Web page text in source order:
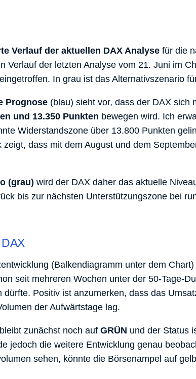
Verlauf der aktuellen DAX Analyse für die
Verlauf der letzten Analyse vom 21. Juni im
In grau ist das Alternativszenario
Prognose (blau) sieht vor, dass der DAX sich
und 13.350 Punkten bewegen wird. Ich
Widerstandszone über 13.800 Punkten
zeigt, dass mit dem August und dem
(grau) wird der DAX daher das aktuelle
bis zur nächsten Unterstützungszone bei
(Balkendiagramm unter dem
seit mehreren Wochen unter der 50-Tage-
dürfte. Positiv ist anzumerken, dass das
der Aufwärtstage lag.
zunächst noch auf GRÜN und der Status
jedoch die weitere Entwicklung genau
sehen, könnte die Börsenampel auf